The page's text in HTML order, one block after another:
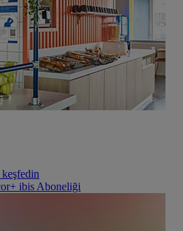
keşfedin
ibis Aboneliği